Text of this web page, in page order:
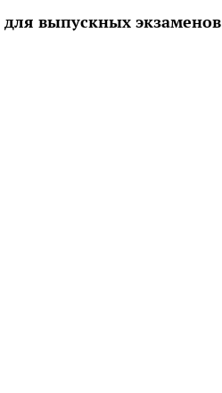
для выпускных экзаменов